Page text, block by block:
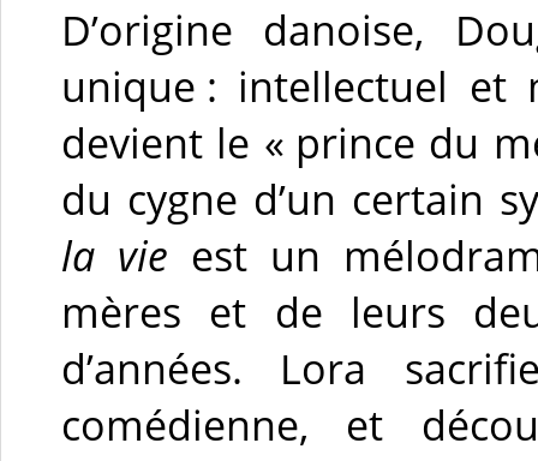
D’origine danoise,
unique : intellectuel et
devient le « prince du
du cygne d’un certain
la vie est un
mères et de leurs
d’années. Lora
comédienne, et